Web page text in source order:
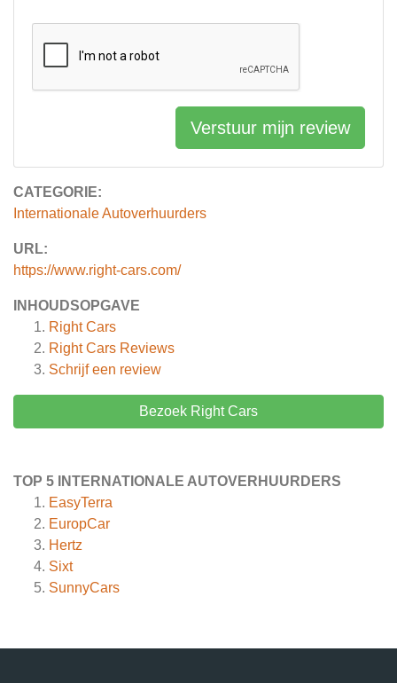
CATEGORIE:
Internationale Autoverhuurders
URL:
https://www.right-cars.com/
INHOUDSOPGAVE
Right Cars
Right Cars Reviews
Schrijf een review
Bezoek Right Cars
TOP 5 INTERNATIONALE AUTOVERHUURDERS
EasyTerra
EuropCar
Hertz
Sixt
SunnyCars
Verstuur mijn review